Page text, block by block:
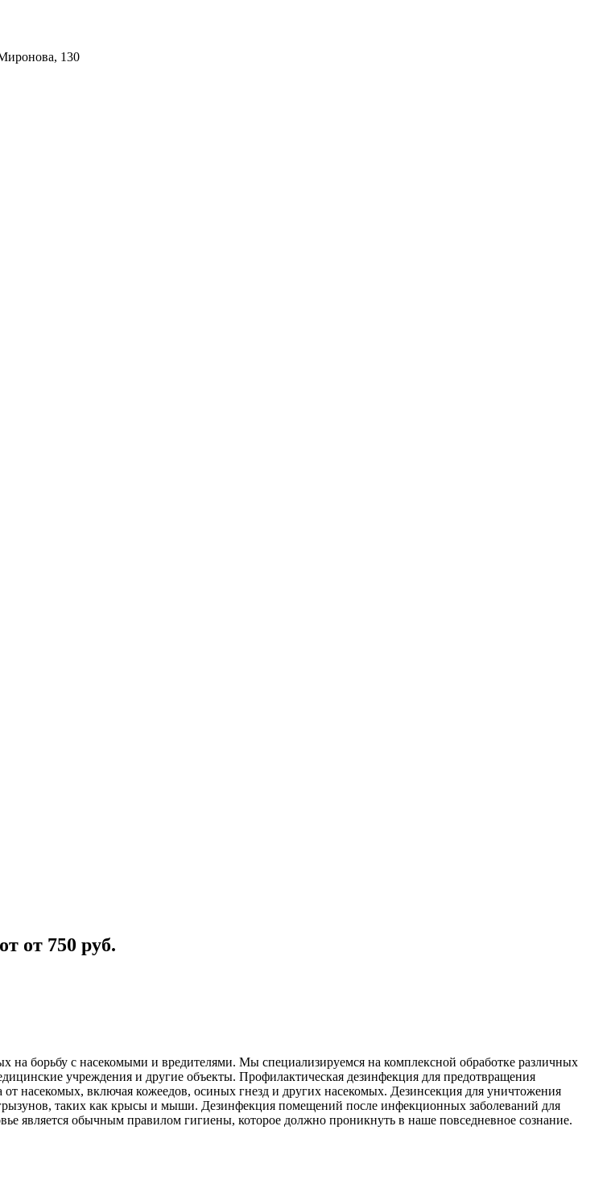
130
от от 750 руб.
на борьбу с насекомыми и вредителями. Мы специализируемся на комплексной обработке различных
учреждения и другие объекты. Профилактическая дезинфекция для предотвращения
от насекомых, включая кожеедов, осиных гнезд и других насекомых. Дезинсекция для уничтожения
таких как крысы и мыши. Дезинфекция помещений после инфекционных заболеваний для
является обычным правилом гигиены, которое должно проникнуть в наше повседневное сознание.